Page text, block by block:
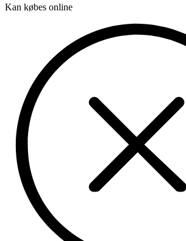
Kan købes online